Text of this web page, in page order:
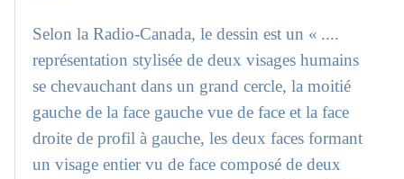
Selon la Radio-Canada, le dessin est un « ....
représentation stylisée de deux visages humains
se chevauchant dans un grand cercle, la moitié
gauche de la face gauche vue de face et la face
droite de profil à gauche, les deux faces formant
un visage entier vu de face composé de deux